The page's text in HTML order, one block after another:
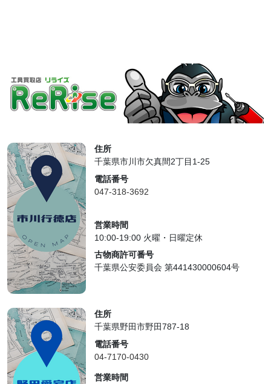
住所
千葉県市川市欠真間2丁目1-25
電話番号
047-318-3692
営業時間
10:00-19:00 火曜・日曜定休
古物商許可番号
千葉県公安委員会 第441430000604号
住所
千葉県野田市野田787-18
電話番号
04-7170-0430
営業時間